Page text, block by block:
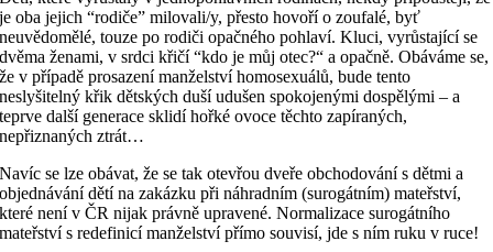
je oba jejich “rodiče” milovali/y, přesto hovoří o zoufalé, byť
neuvědomělé, touze po rodiči opačného pohlaví. Kluci, vyrůstající se
dvěma ženami, v srdci křičí “kdo je můj otec?“ a opačně. Obáváme se,
že v případě prosazení manželství homosexuálů, bude tento
neslyšitelný křik dětských duší udušen spokojenými dospělými – a
teprve další generace sklidí hořké ovoce těchto zapíraných,
nepřiznaných ztrát…
Navíc se lze obávat, že se tak otevřou dveře obchodování s dětmi a
objednávání dětí na zakázku při náhradním (surogátním) mateřství,
které není v ČR nijak právně upravené. Normalizace surogátního
mateřství s redefinicí manželství přímo souvisí, jde s ním ruku v ruce!